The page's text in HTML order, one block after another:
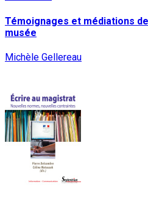
Témoignages et médiations
musée
Michèle Gellereau